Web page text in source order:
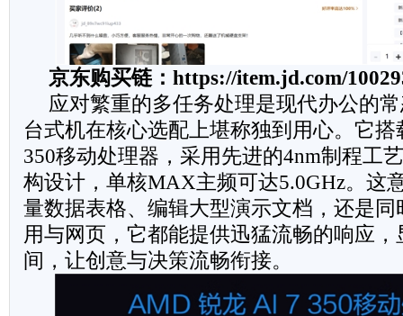
京东购买链： https://item.jd.com/
应对繁重的多任务处理是现代办公的
台式机在核心选配上堪称独到用心。它
350移动处理器，采用先进的4nm制程工
构设计，单核MAX主频可达5.0GHz。这
量数据表格、编辑大型演示文档，还是
用与网页，它都能提供迅猛流畅的响应
间，让创意与决策流畅衔接。